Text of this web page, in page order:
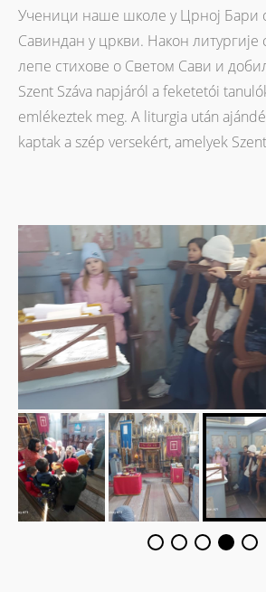
Ученици наше школе у Црној Бари
Савиндан у цркви. Након литургије
лепе стихове о Светом Сави и
Szent Száva napjáról a feketetói
emlékeztek meg. A liturgia után
kaptak a szép versekért, amelyek